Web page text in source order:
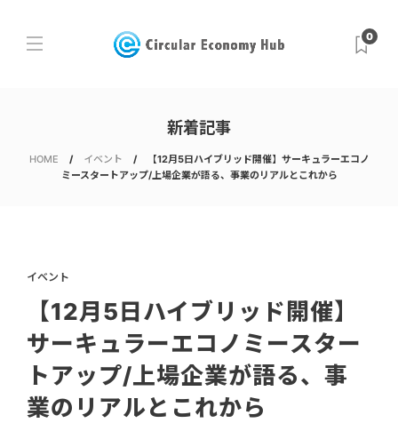
0
新着記事
HOME イベント
【12月5日ハイブリッド開催】サーキュラーエコノ
ミースタートアップ/上場企業が語る、事業のリアルとこれから
イベント
【12月5日ハイブリッド開催】
サーキュラーエコノミースター
トアップ/上場企業が語る、事
業のリアルとこれから